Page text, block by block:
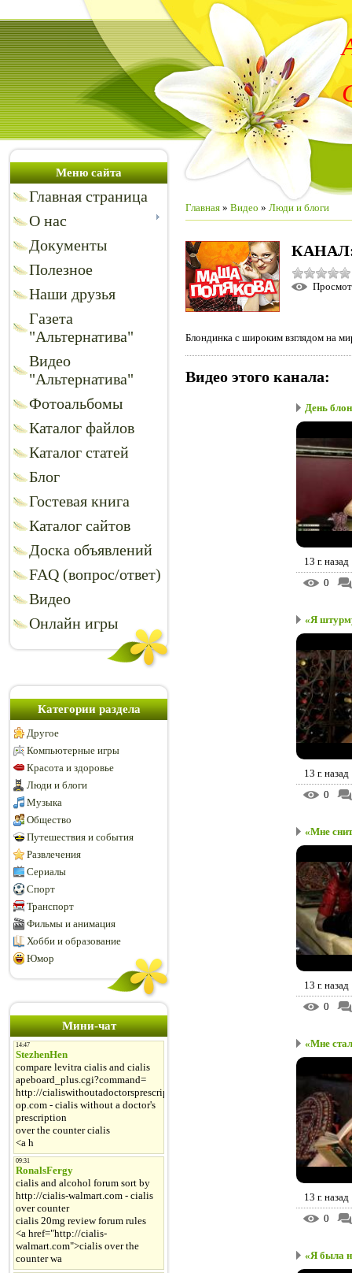
Меню сайта
Главная страница
О нас
Документы
Полезное
Наши друзья
Газета
"Альтернатива"
Видео
"Альтернатива"
Фотоальбомы
Каталог файлов
Каталог статей
Блог
Гостевая книга
Каталог сайтов
Доска объявлений
FAQ (вопрос/ответ)
Видео
Онлайн игры
Категории раздела
Другое
Компьютерные игры
Красота и здоровье
Люди и блоги
Музыка
Общество
Путешествия и события
Развлечения
Сериалы
Спорт
Транспорт
Фильмы и анимация
Хобби и образование
Юмор
Мини-чат
Главная » Видео » Люди и блоги
Блондинка с широким взглядом на
Видео этого канала:
День
13 г. назад
0
«Я
13 г. назад
0
«Мне
13 г. назад
0
«Мне
13 г. назад
0
«Я была